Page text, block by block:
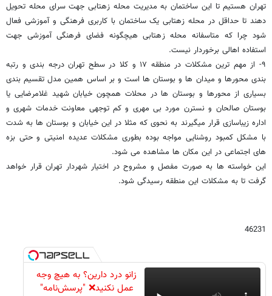
تهران هستیم تا این ساختمان به مدیریت محله زهتابی جهت سرای محله تحویل
دهند تا حداقل در محله زهتابی یک ساختمان با کاربری فرهنگی و آموزشی فعال
شود چرا که متاسفانه محله زهتابی هیچگونه فضای فرهنگی آموزشی جهت
استفاده اهالی برخوردار نیست.
۹- از مهم ترین مشکلات در منطقه ۱۷ و کلا در سطح تهران درجه بندی و رتبه
بندی محورها و میدان ها و بوستان ها است و بر اساس همین مدل تقسیم بندی
بسیاری از محورها و بوستان ها در محلات همچون خیابان شهید غلامرضایی یا
بوستان صالحان و نسترن مورد بی مهری و کم توجهی معاونت خدمات شهری و
اداره زیباسازی قرار میگیرند به نحوی که مثلا در این خیابان و بوستان ها به شدت
با مشکل کمبود روشنایی مواجه بوده بطوری مشکلات عدیده امنیتی و حتی بزه
های اجتماعی در این مکان ها مشاهده می شود.
این خواسته ها به صورت مفصل و مشروح در اختیار شهردار تهران قرار خواهد
گرفت تا به مشکلات این منطقه رسیدگی شود.
46231
زانو درد دارین؟ به هیچ وجه
عمل نکنید❌ "پرسش‌نامه"